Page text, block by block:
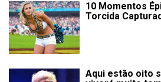
10 Momentos
Torcida
Aqui estão oito